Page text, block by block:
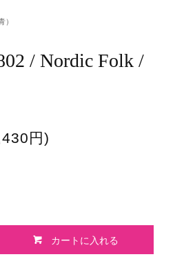
）
/ Nordic Folk /
円)
カートに入れる